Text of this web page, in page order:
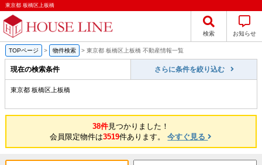
東京都 板橋区上板橋
検索 お知らせ
TOPページ > 物件検索 > 東京都 板橋区上板橋 不動産情報一覧
現在の検索条件 さらに条件を絞り込む
東京都 板橋区上板橋
38件見つかりました！
会員限定物件は3519件あります。今すぐ見る